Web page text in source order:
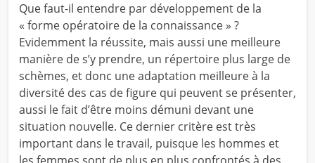
Que faut-il entendre par développement de la
« forme opératoire de la connaissance » ?
Evidemment la réussite, mais aussi une meilleure
manière de s’y prendre, un répertoire plus large de
schèmes, et donc une adaptation meilleure à la
diversité des cas de figure qui peuvent se présenter,
aussi le fait d’être moins démuni devant une
situation nouvelle. Ce dernier critère est très
important dans le travail, puisque les hommes et